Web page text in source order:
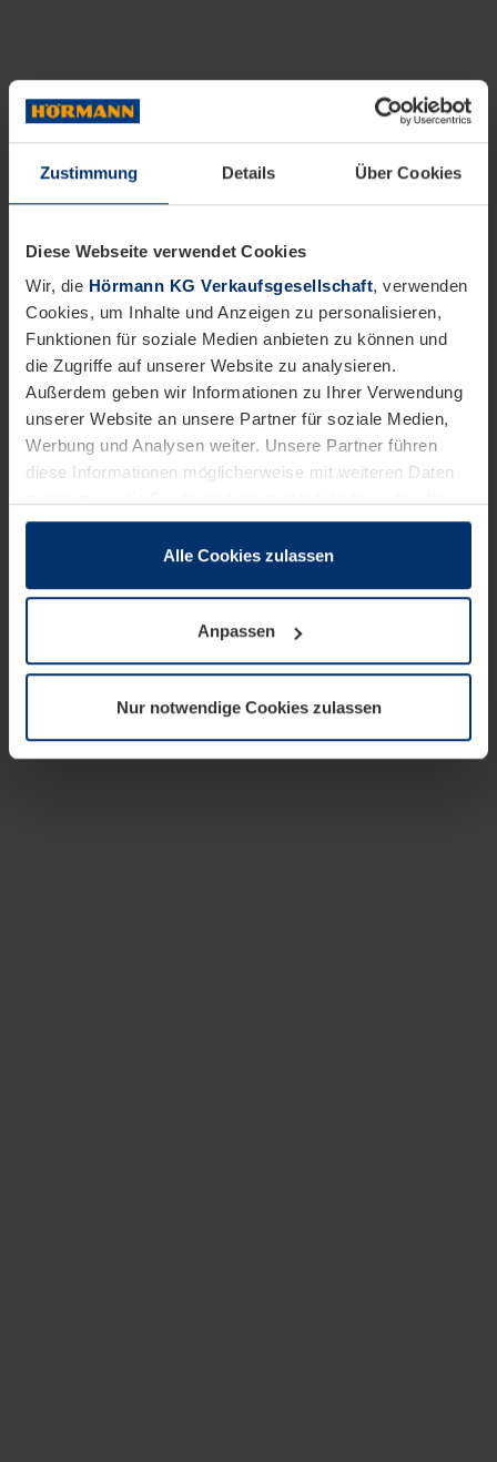
Zustimmung Details Über Cookies
Diese Webseite verwendet Cookies
Wir, die Hörmann KG Verkaufsgesellschaft, verwenden
Cookies, um Inhalte und Anzeigen zu personalisieren,
Funktionen für soziale Medien anbieten zu können und
die Zugriffe auf unserer Website zu analysieren.
Außerdem geben wir Informationen zu Ihrer Verwendung
unserer Website an unsere Partner für soziale Medien,
Werbung und Analysen weiter. Unsere Partner führen
diese Informationen möglicherweise mit weiteren Daten
sie im Rahmen Ihrer Nutzung der Dienste gesammelt
wenn diese für den Betrieb dieser Seite unbedingt
notwendig sind. Für alle anderen Cookie-Typen benötigen
wir Ihre Erlaubnis. Ihre Einwilligung können Sie jederzeit
Datenschutzerklärungunserer Website ändern oder
widerrufen.
Alle Cookies zulassen
Anpassen
Nur notwendige Cookies zulassen